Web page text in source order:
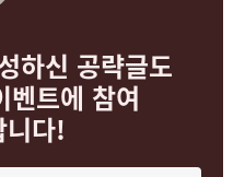
하신 공략글도
벤트에 참여
니다!